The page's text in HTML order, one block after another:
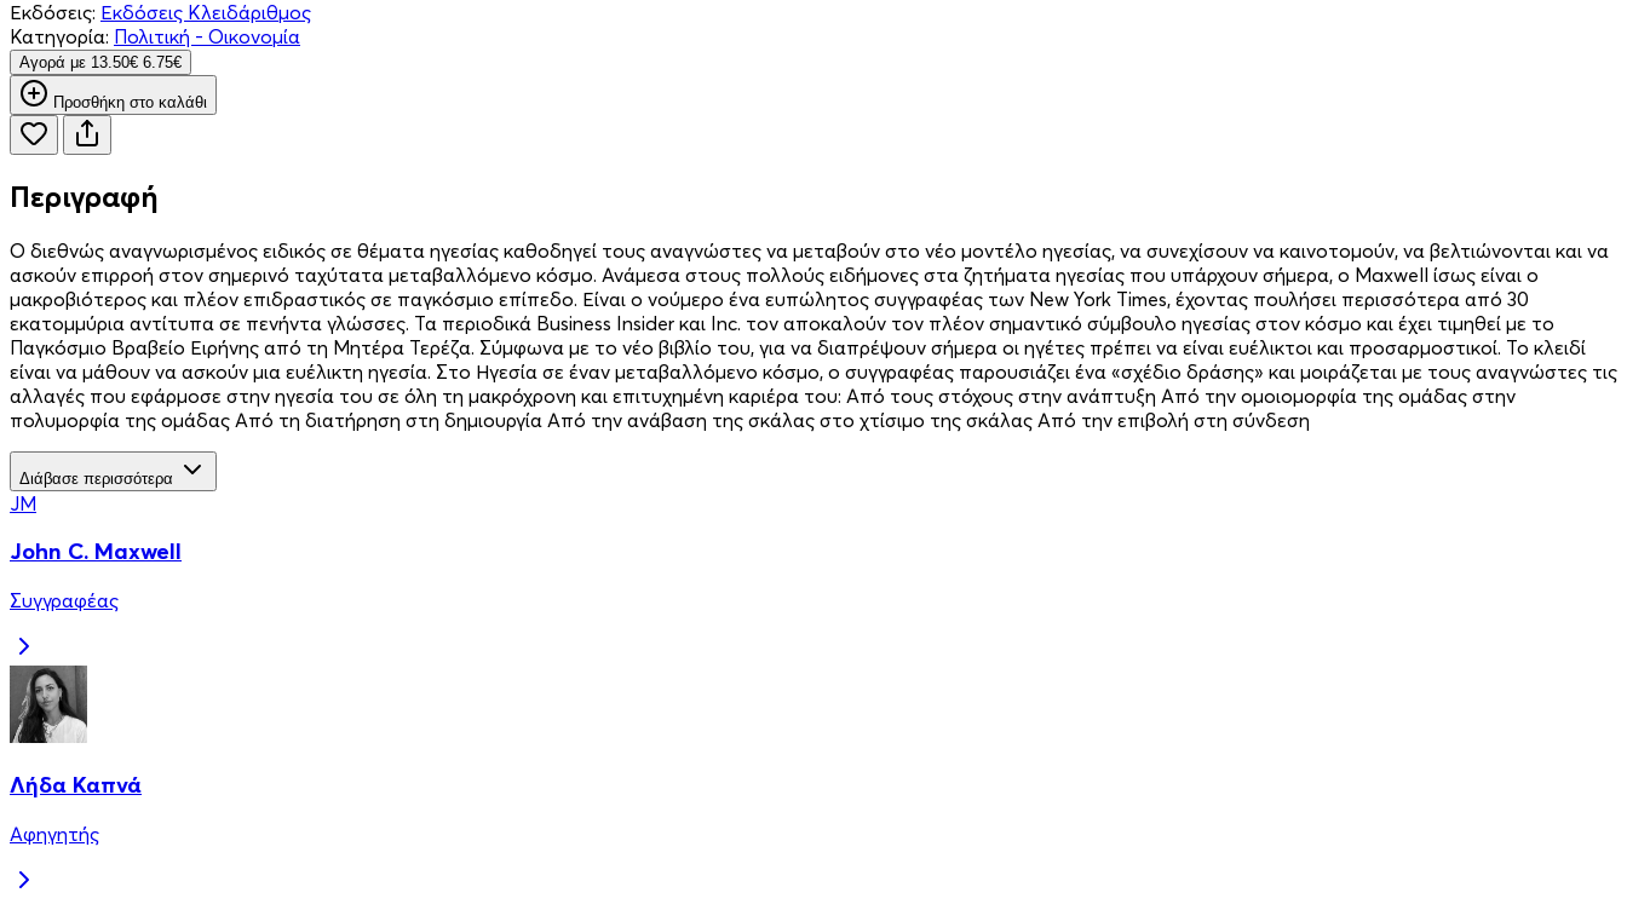
Εκδόσεις: Εκδόσεις Κλειδάριθμος
Κατηγορία: Πολιτική - Οικονομία
Aγορά με 13.50€ 6.75€
Προσθήκη στο καλάθι
Περιγραφή
Ο διεθνώς αναγνωρισμένος ειδικός σε θέματα ηγεσίας καθοδηγεί τους αναγνώστες να μεταβούν στο νέο μοντέλο ηγεσίας, να συνεχίσουν να καινοτομούν, να βελτιώνονται και να
ασκούν επιρροή στον σημερινό ταχύτατα μεταβαλλόμενο κόσμο. Ανάμεσα στους πολλούς ειδήμονες στα ζητήματα ηγεσίας που υπάρχουν σήμερα, ο Maxwell ίσως είναι ο
μακροβιότερος και πλέον επιδραστικός σε παγκόσμιο επίπεδο. Είναι ο νούμερο ένα ευπώλητος συγγραφέας των New York Times, έχοντας πουλήσει περισσότερα από 30
εκατομμύρια αντίτυπα σε πενήντα γλώσσες. Τα περιοδικά Business Insider και Inc. τον αποκαλούν τον πλέον σημαντικό σύμβουλο ηγεσίας στον κόσμο και έχει τιμηθεί με το
Παγκόσμιο Βραβείο Ειρήνης από τη Μητέρα Τερέζα. Σύμφωνα με το νέο βιβλίο του, για να διαπρέψουν σήμερα οι ηγέτες πρέπει να είναι ευέλικτοι και προσαρμοστικοί. Το κλειδί
είναι να μάθουν να ασκούν μια ευέλικτη ηγεσία. Στο Ηγεσία σε έναν μεταβαλλόμενο κόσμο, ο συγγραφέας παρουσιάζει ένα «σχέδιο δράσης» και μοιράζεται με τους αναγνώστες τις
αλλαγές που εφάρμοσε στην ηγεσία του σε όλη τη μακρόχρονη και επιτυχημένη καριέρα του: Από τους στόχους στην ανάπτυξη Από την ομοιομορφία της ομάδας στην
πολυμορφία της ομάδας Από τη διατήρηση στη δημιουργία Από την ανάβαση της σκάλας στο χτίσιμο της σκάλας Από την επιβολή στη σύνδεση
Διάβασε περισσότερα
JM
John C. Maxwell
Συγγραφέας
Λήδα Καπνά
Αφηγητής